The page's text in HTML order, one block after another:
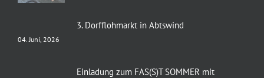
3. Dorfflohmarkt in Abtswind
04. Juni, 2026
Einladung zum FAS(S)T SOMMER mit